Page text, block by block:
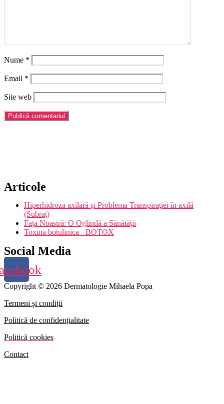
Nume *
Email *
Site web
Articole
Hiperhidroza axilară și Problema Transpirației în axilă
(Subraț)
Fața Noastră: O Oglindă a Sănătății
Toxina botulinica - BOTOX
Social Media
Copyright © 2026 Dermatologie Mihaela Popa
Termeni și condiții
Politică de confidențialitate
Politică cookies
Contact